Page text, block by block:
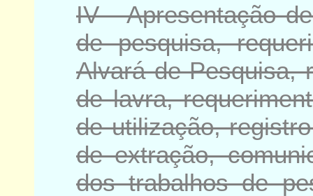
IV - Apresentação
de pesquisa,
Alvará de Pesquisa,
de lavra,
de utilização,
de extração,
dos trabalhos de